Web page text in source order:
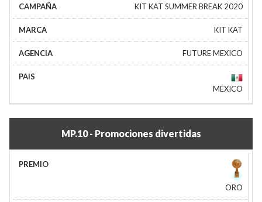
KIT KAT SUMMER BREAK 2020
KIT KAT
FUTURE MEXICO
MÉXICO
MP.10 - Promociones divertidas
ORO